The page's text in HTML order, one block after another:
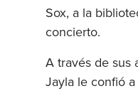
Sox, a la
concierto.
A través de sus
Jayla le confió